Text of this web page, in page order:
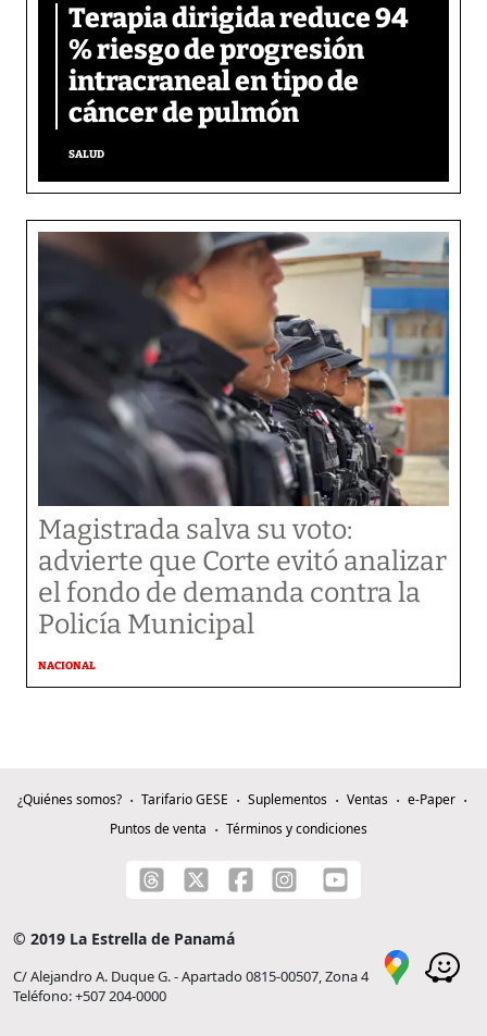
Terapia dirigida reduce 94
% riesgo de progresión
intracraneal en tipo de
cáncer de pulmón
SALUD
Magistrada salva su voto:
advierte que Corte evitó analizar
el fondo de demanda contra la
Policía Municipal
NACIONAL
¿Quiénes somos? Tarifario GESE Suplementos Ventas
e-Paper
Puntos de venta
Términos y condiciones
© 2019 La Estrella de Panamá
C/ Alejandro A. Duque G. - Apartado 0815-00507, Zona 4
Teléfono: +507 204-0000